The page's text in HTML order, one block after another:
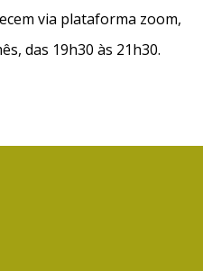
via plataforma zoom,
das 19h30 às 21h30.